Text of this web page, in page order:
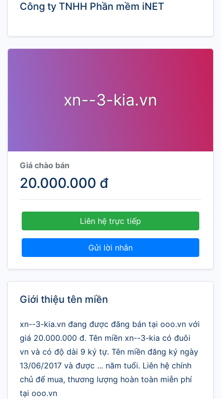
Công ty TNHH Phần mềm iNET
xn--3-kia.vn
Giá chào bán
20.000.000 đ
Liên hệ trực tiếp
Gửi lời nhắn
Giới thiệu tên miền
xn--3-kia.vn đang được đăng bán tại ooo.vn với
giá 20.000.000 đ. Tên miền xn--3-kia có đuôi
vn và có độ dài 9 ký tự. Tên miền đăng ký ngày
13/06/2017 và được ... năm tuổi. Liên hệ chính
chủ để mua, thương lượng hoàn toàn miễn phí
tại ooo.vn